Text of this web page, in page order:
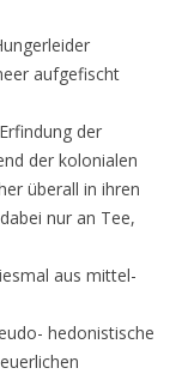
aufgefischt
der
der kolonialen
überall in ihren
nur an Tee,
aus mittel-
hedonistische